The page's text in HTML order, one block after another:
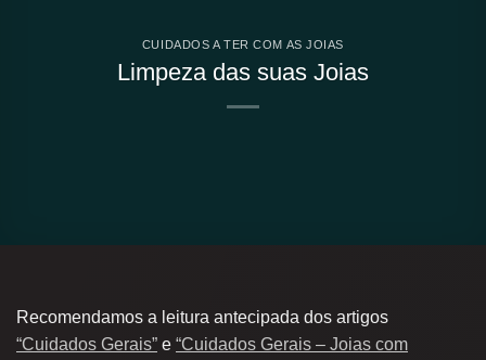
CUIDADOS A TER COM AS JOIAS
Limpeza das suas Joias
Recomendamos a leitura antecipada dos artigos
“Cuidados Gerais” e “Cuidados Gerais – Joias com